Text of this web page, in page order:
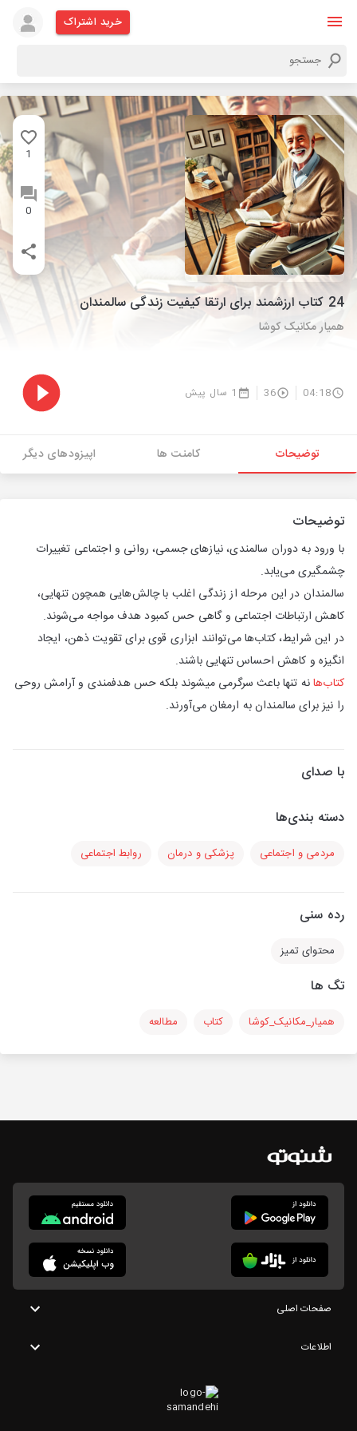
خرید اشتراک
1
0
24 کتاب ارزشمند برای ارتقا کیفیت زندگی سالمندان
همیار مکانیک کوشا
04:18
36 1 سال پیش
توضیحات کامنت ها اپیزودهای دیگر
توضیحات
با ورود به دوران سالمندی، نیازهای جسمی، روانی و اجتماعی تغییرات
چشمگیری می‌یابد.
سالمندان در این مرحله از زندگی اغلب با چالش‌هایی همچون تنهایی،
کاهش ارتباطات اجتماعی و گاهی حس کمبود هدف مواجه می‌شوند.
در این شرایط، کتاب‌ها می‌توانند ابزاری قوی برای تقویت ذهن، ایجاد
انگیزه و کاهش احساس تنهایی باشند.
کتاب‌هانه تنها باعث سرگرمی میشوند بلکه حس هدفمندی و آرامش روحی
را نیز برای سالمندان به ارمغان می‌آورند.
با صدای
دسته بندی‌ها
مردمی و اجتماعی پزشکی و درمان روابط اجتماعی
رده سنی
محتوای تمیز
تگ ها
همیار_مکانیک_کوشا کتاب مطالعه
صفحات اصلی
اطلاعات